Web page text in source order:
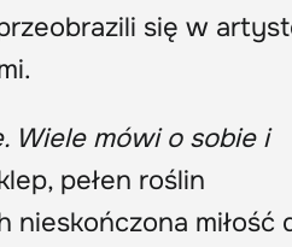
się w
Wiele mówi o sobie i
pełen roślin
miłość